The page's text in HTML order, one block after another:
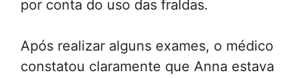
por conta do uso das fraldas.
Após realizar alguns exames, o médico
constatou claramente que Anna estava